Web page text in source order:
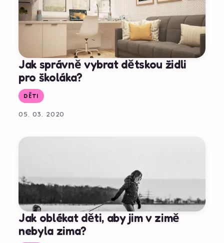
Jak správně vybrat dětskou židli
pro školáka?
DĚTI
05. 03. 2020
Jak oblékat děti, aby jim v zimě
nebyla zima?